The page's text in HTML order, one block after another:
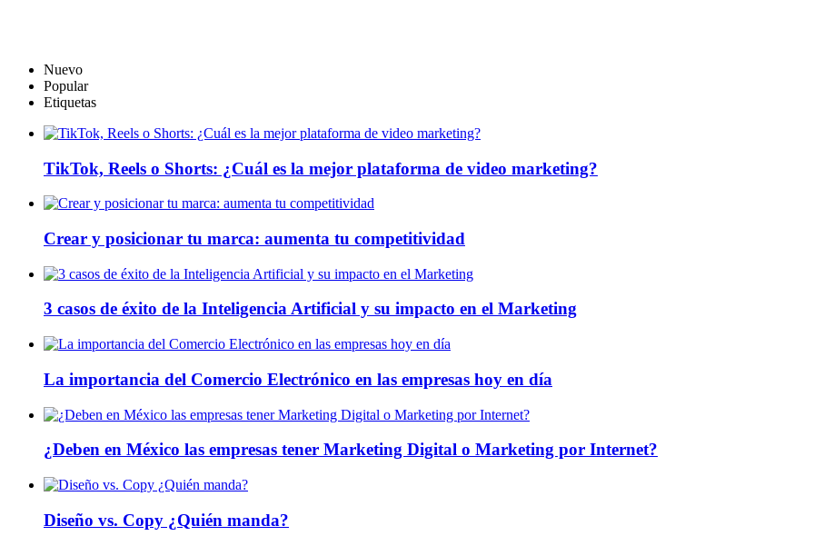
Nuevo
Popular
Etiquetas
TikTok, Reels o Shorts: ¿Cuál es la mejor plataforma de video marketing?
Crear y posicionar tu marca: aumenta tu competitividad
3 casos de éxito de la Inteligencia Artificial y su impacto en el Marketing
La importancia del Comercio Electrónico en las empresas hoy en día
¿Deben en México las empresas tener Marketing Digital o Marketing por Internet?
Diseño vs. Copy ¿Quién manda?